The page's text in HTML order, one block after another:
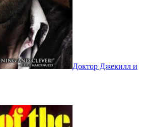
Доктор Джекилл и